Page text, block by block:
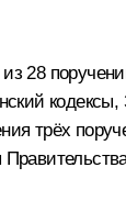
28
кодексы,
трёх